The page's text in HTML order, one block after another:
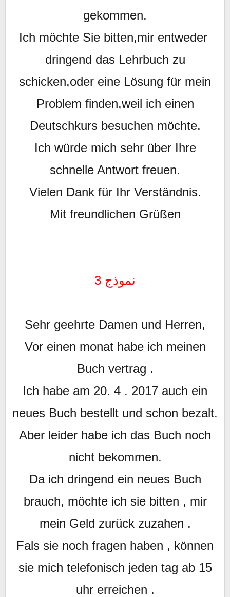
gekommen.
Ich möchte Sie bitten,mir entweder
dringend das Lehrbuch zu
schicken,oder eine Lösung für mein
Problem finden,weil ich einen
Deutschkurs besuchen möchte.
Ich würde mich sehr über Ihre
schnelle Antwort freuen.
Vielen Dank für Ihr Verständnis.
Mit freundlichen Grüßen
نموذج 3
Sehr geehrte Damen und Herren,
Vor einen monat habe ich meinen
Buch vertrag .
Ich habe am 20. 4 . 2017 auch ein
neues Buch bestellt und schon bezalt.
Aber leider habe ich das Buch noch
nicht bekommen.
Da ich dringend ein neues Buch
brauch, möchte ich sie bitten , mir
mein Geld zurück zuzahen .
Fals sie noch fragen haben , können
sie mich telefonisch jeden tag ab 15
uhr erreichen .